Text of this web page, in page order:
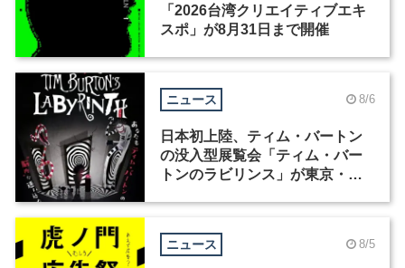
「2026台湾クリエイティブエキ
スポ」が8月31日まで開催
ニュース 8/6
日本初上陸、ティム・バートン
の没入型展覧会「ティム・バー
トンのラビリンス」が東京・豊
ニュース 8/5